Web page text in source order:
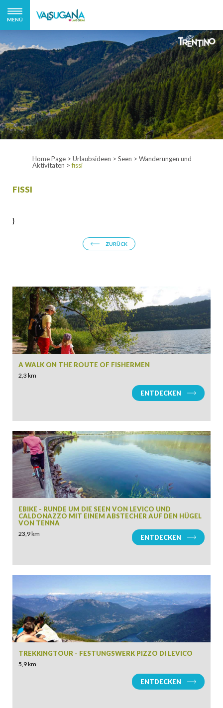
MENÜ
Home Page > Urlaubsideen > Seen > Wanderungen und
Aktivitäten >fissi
FISSI
}
ZURÜCK
A WALK ON THE ROUTE OF FISHERMEN
2,3 km
ENTDECKEN
EBIKE - RUNDE UM DIE SEEN VON LEVICO UND
CALDONAZZO MIT EINEM ABSTECHER AUF DEN HÜGEL
VON TENNA
23,9 km ENTDECKEN
TREKKINGTOUR - FESTUNGSWERK PIZZO DI LEVICO
5,9 km
ENTDECKEN